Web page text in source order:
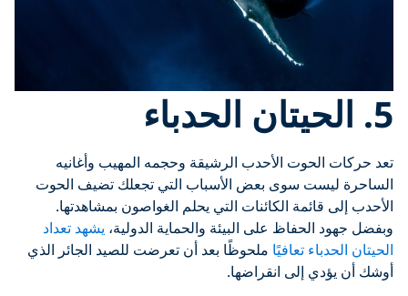
5. الحيتان الحدباء
تعد حركات الحوت الأحدب الرشيقة وحجمه المهيب وأغانيه
الساحرة ليست سوى بعض الأسباب التي تجعلك تضيف الحوت
الأحدب إلى قائمة الكائنات التي يحلم الغواصون بمشاهدتها.
وبفضل جهود الحفاظ على البيئة والحماية الدولية، يشهد تعداد
الحيتان الحدباء تعافيًا ملحوظًا بعد أن تعرضت للصيد الجائر الذي
أوشك أن يؤدي إلى انقراضها.